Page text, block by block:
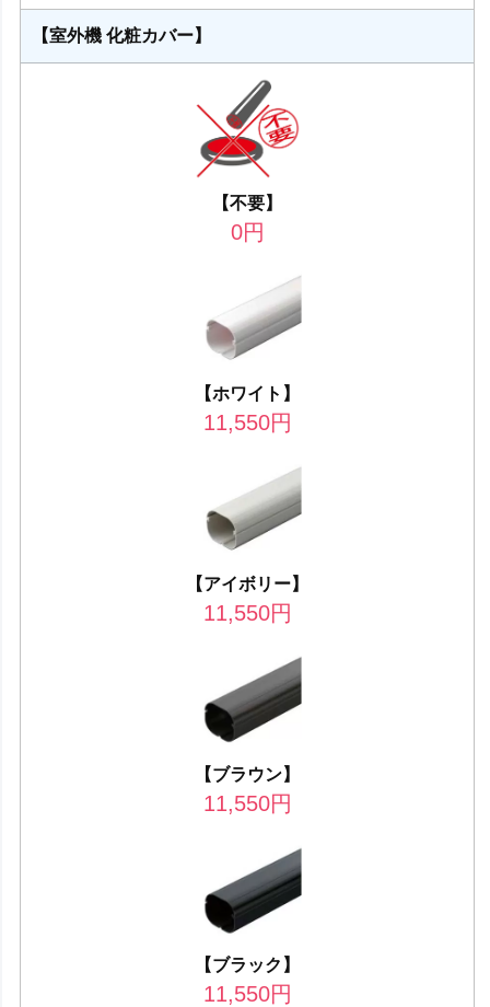
【室外機 化粧カバー】
【不要】
0円
【ホワイト】
11,550円
【アイボリー】
11,550円
【ブラウン】
11,550円
【ブラック】
11,550円